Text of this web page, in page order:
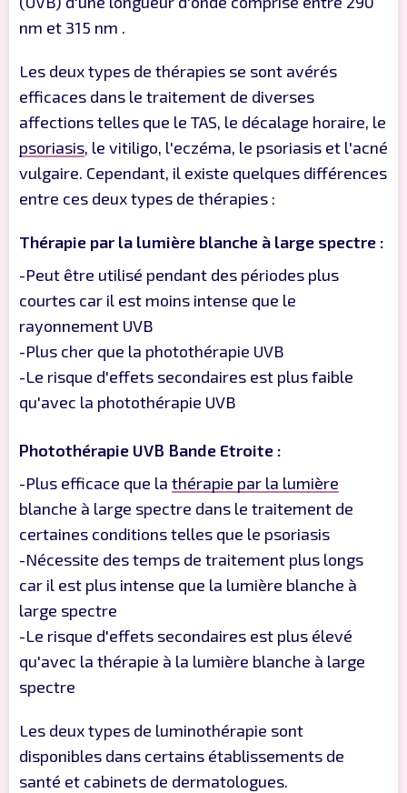
nm et 315 nm .
Les deux types de thérapies se sont avérés
efficaces dans le traitement de diverses
affections telles que le TAS, le décalage horaire, le
psoriasis, le vitiligo, l'eczéma, le psoriasis et l'acné
vulgaire. Cependant, il existe quelques différences
entre ces deux types de thérapies :
Thérapie par la lumière blanche à large spectre :
-Peut être utilisé pendant des périodes plus
courtes car il est moins intense que le
rayonnement UVB
-Plus cher que la photothérapie UVB
-Le risque d'effets secondaires est plus faible
qu'avec la photothérapie UVB
Photothérapie UVB Bande Etroite :
-Plus efficace que la thérapie par la lumière
blanche à large spectre dans le traitement de
certaines conditions telles que le psoriasis
-Nécessite des temps de traitement plus longs
car il est plus intense que la lumière blanche à
large spectre
-Le risque d'effets secondaires est plus élevé
qu'avec la thérapie à la lumière blanche à large
spectre
Les deux types de luminothérapie sont
disponibles dans certains établissements de
santé et cabinets de dermatologues.